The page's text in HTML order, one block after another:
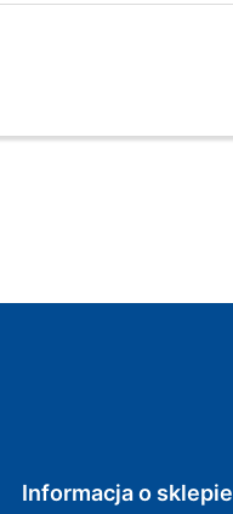
Informacja o sklepie